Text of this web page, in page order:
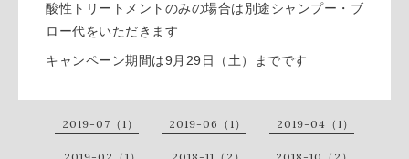
酸性トリートメントのみの場合は別途シャンプー・ブ
ロー代をいただきます
キャンペーン期間は9月29日（土）までです
2019-07（1） 2019-06（1） 2019-04（1）